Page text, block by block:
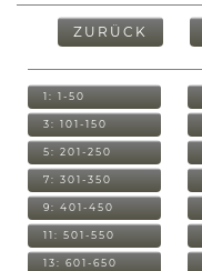
ZURÜCK
1: 1-50
3: 101-150
5: 201-250
7: 301-350
9: 401-450
11: 501-550
13: 601-650